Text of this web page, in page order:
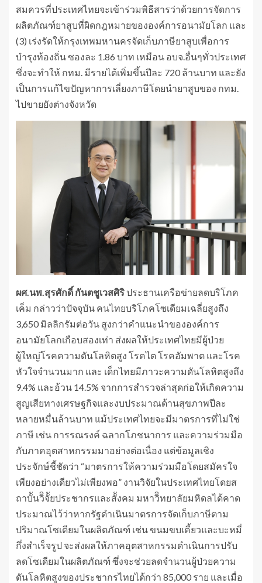
สมควรที่ประเทศไทยจะเข้าร่วมพิธีสารว่าด้วยการจัดการ
ผลิตภัณฑ์ยาสูบที่ผิดกฎหมายขององค์การอนามัยโลก และ
(3) เร่งรัดให้กรุงเทพมหานครจัดเก็บภาษียาสูบเพื่อการ
บำรุงท้องถิ่น ซองละ 1.86 บาท เหมือน อบจ.อื่นๆทั่วประเทศ
ซึ่งจะทำให้ กทม. มีรายได้เพิ่มขึ้นปีละ 720 ล้านบาท และยัง
เป็นการแก้ไขปัญหาการเลี่ยงภาษีโดยนำยาสูบของ กทม.
ไปขายยังต่างจังหวัด
ผศ.นพ.สุรศักดิ์ กันตชูเวสศิริประธานเครือข่ายลดบริโภค
เค็ม กล่าวว่าปัจจุบัน คนไทยบริโภคโซเดียมเฉลี่ยสูงถึง
3,650 มิลลิกรัมต่อวัน สูงกว่าคำแนะนำขององค์การ
อนามัยโลกเกือบสองเท่า ส่งผลให้ประเทศไทยมีผู้ป่วย
ผู้ใหญ่โรคความดันโลหิตสูง โรคไต โรคอัมพาต และโรค
หัวใจจำนวนมาก และ เด็กไทยมีภาวะความดันโลหิตสูงถึง
9.4% และอ้วน 14.5% จากการสำรวจล่าสุดก่อให้เกิดความ
สูญเสียทางเศรษฐกิจและงบประมาณด้านสุขภาพปีละ
หลายหมื่นล้านบาท แม้ประเทศไทยจะมีมาตรการที่ไม่ใช่
ภาษี เช่น การรณรงค์ ฉลากโภชนาการ และความร่วมมือ
กับภาคอุตสาหกรรมมาอย่างต่อเนื่อง แต่ข้อมูลเชิง
ประจักษ์ชี้ชัดว่า “มาตรการให้ความร่วมมือโดยสมัครใจ
เพียงอย่างเดียวไม่เพียงพอ” งานวิจัยในประเทศไทยโดยส
ถาบัันวิิจััยประชากรและสัังคม มหาวิิทยาลัยมหิดลได้คาด
ประมาณไว้ว่าหากรัฐดำเนินมาตรการจัดเก็บภาษีตาม
ปริมาณโซเดียมในผลิตภัณฑ์ เช่น ขนมขบเคี้ยวและบะหมี่
กึ่งสำเร็จรูป จะส่งผลให้ภาคอุตสาหกรรมดำเนินการปรับ
ลดโซเดียมในผลิตภัณฑ์ ซึ่งจะช่วยลดจำนวนผู้ป่วยความ
ดันโลหิตสูงของประชากรไทยได้กว่า 85,000 ราย และเมื่อ